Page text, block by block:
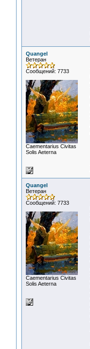
Quangel
Ветеран
Сообщений: 7733
Сaementarius Civitas
Solis Aeterna
Quangel
Ветеран
Сообщений: 7733
Сaementarius Civitas
Solis Aeterna